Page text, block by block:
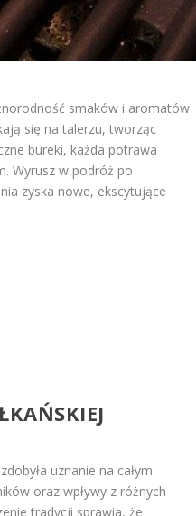
smaków i aromatów
się na talerzu, tworząc
bureki, każda potrawa
Wyrusz w podróż po
zyska nowe, ekscytujące
uznanie na całym
oraz wpływy z różnych
tradycji sprawia, że